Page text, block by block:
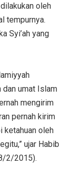
oleh
tempurnya.
Syi’ah yang
dan umat Islam
mengirim
pernah kirim
ketahuan oleh
ujar Habib
2/2015).